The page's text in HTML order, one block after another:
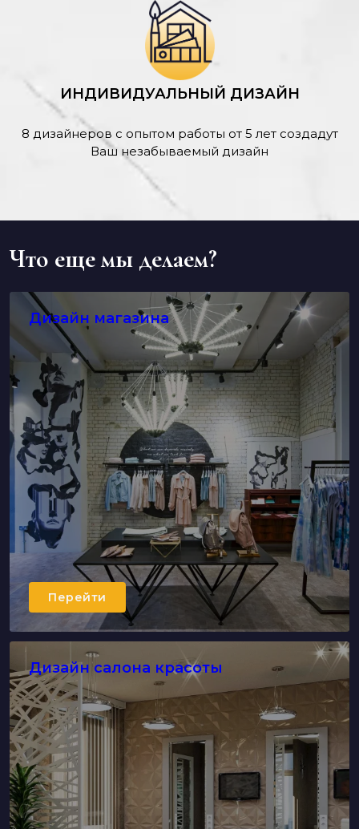
ИНДИВИДУАЛЬНЫЙ ДИЗАЙН
8 дизайнеров с опытом работы от 5 лет создадут
Ваш незабываемый дизайн
Что еще мы делаем?
Дизайн магазина
Перейти
Дизайн салона красоты